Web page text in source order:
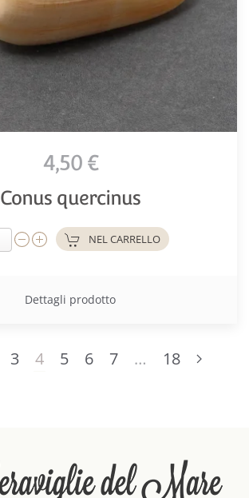
4,50 €
Conus quercinus
NEL CARRELLO
Dettagli prodotto
3 4 5 6 7 … 18